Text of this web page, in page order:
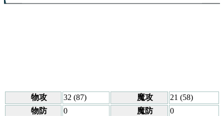
物攻 32 (87) 魔攻
21 (58)
物防
0 魔防
0